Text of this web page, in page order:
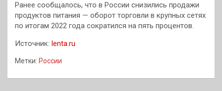
Ранее сообщалось, что в России снизились продажи
продуктов питания — оборот торговли в крупных сетях
по итогам 2022 года сократился на пять процентов.
Источник: lenta.ru
Метки: России